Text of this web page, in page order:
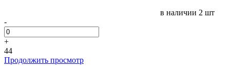
в наличии 2 шт
-
+
44
Продолжить просмотр